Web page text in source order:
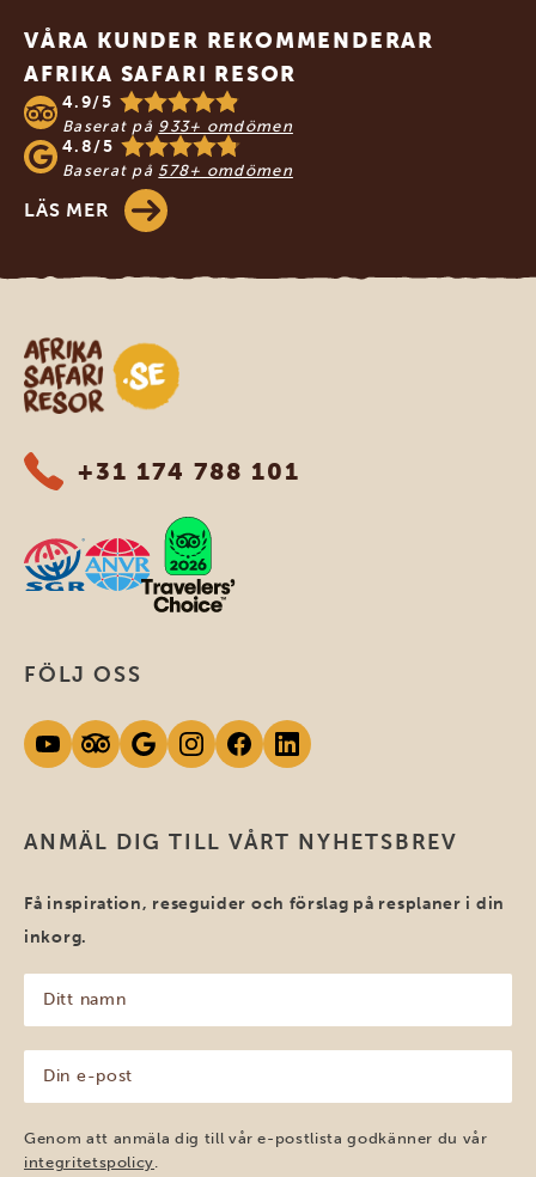
VÅRA KUNDER REKOMMENDERAR
AFRIKA SAFARI RESOR
4.9/5
Baserat på 933+ omdömen
4.8/5
Baserat på 578+ omdömen
LÄS MER
Safari-resor i Afrika
+31 174 788 101
ANMÄL DIG TILL VÅRT NYHETSBREV
Få inspiration, reseguider och förslag på resplaner i din
inkorg.
namn
(Obligatoriskt)
post
(Obligatoriskt)
Genom att anmäla dig till vår e-postlista godkänner du vår
integritetspolicy
FÖLJ OSS